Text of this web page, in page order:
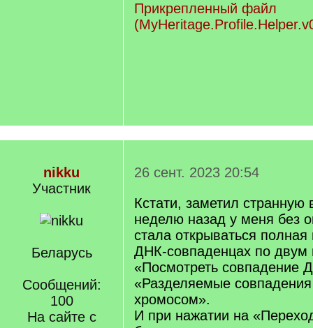
Прикрепленный файл
nikku
Участник
Беларусь
Сообщений:
100
На сайте с
26 сент. 2023 20:54
Кстати, заметил странную
неделю назад у меня без
стала открываться
ДНК-совпаденцах по двум
«Посмотреть совпадение
«Разделяемые
хромосом».
И при нажатии на